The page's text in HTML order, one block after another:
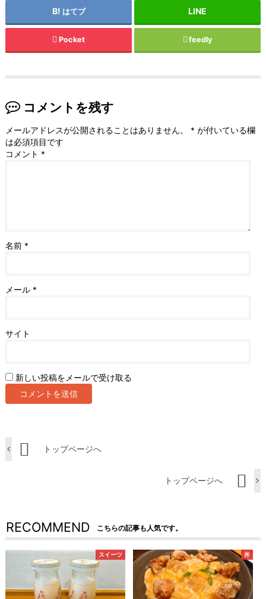
はてブ
Pocket feedly
コメントを残す
メールアドレスが公開されることはありません。 * が付いている欄
は必須項目です
コメント *
名前 *
メール *
サイト
新しい投稿をメールで受け取る
トップページへ
トップページへ
RECOMMEND こちらの記事も人気です。
スイーツ 丼